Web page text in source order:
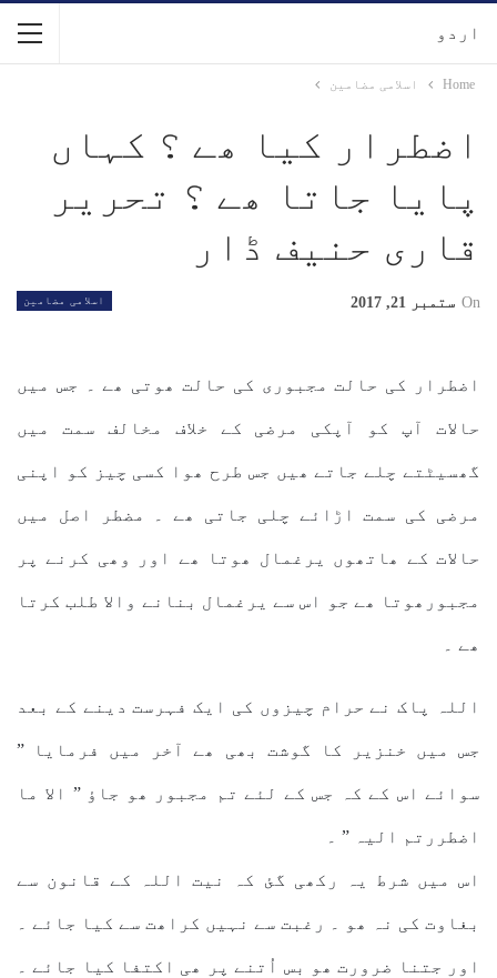
اردو
Home اسلامی مضامین
اضطرار کیا ھے ؟ کہاں
پایا جاتا ھے ؟ تحریر
قاری حنیف ڈار
اسلامی مضامین On ستمبر 21, 2017
اضطرار کی حالت مجبوری کی حالت ھوتی ھے ۔ جس میں
حالات آپ کو آپکی مرضی کے خلاف مخالف سمت میں
گھسیٹتے چلے جاتے ھیں جس طرح ھوا کسی چیز کو اپنی
مرضی کی سمت اڑائے چلی جاتی ھے ۔ مضطر اصل میں
حالات کے ھاتھوں یرغمال ھوتا ھے اور وھی کرنے پر
مجبورھوتا ھے جو اس سے یرغمال بنانے والا طلب کرتا
ھے ۔
اللہ پاک نے حرام چیزوں کی ایک فہرست دینے کے بعد
جس میں خنزیر کا گوشت بھی ھے آخر میں فرمایا ”
سوائے اس کے کہ جس کے لئے تم مجبور ھو جاؤ ” الا ما
اضطررتم الیہ ” ۔
اس میں شرط یہ رکھی گئ کہ نیت اللہ کے قانون سے
بغاوت کی نہ ھو ۔ رغبت سے نہیں کراھت سے کیا جائے ۔
اور جتنا ضرورت ھو بس اُتنے پر ھی اکتفا کیا جائے ۔